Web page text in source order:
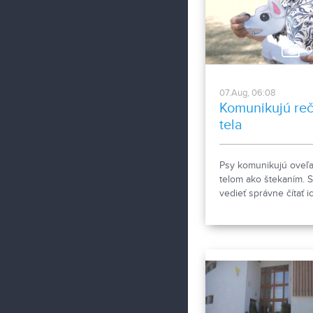
sestier v domácej
ošetrovateľskej
starostlivosti počas
horúčav.
07.Aug, 06:08
Komunikujú
tela
Psy komunikujú
telom ako štekaním.
vedieť správne čítať
canisterapeutka
svojimi štvornohými
pomocníkmi.